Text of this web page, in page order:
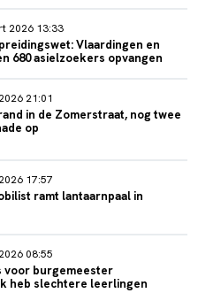
2026 13:33
Vlaardingen en
680 asielzoekers opvangen
21:01
in de Zomerstraat, nog twee
op
17:57
ramt lantaarnpaal in
08:55
voor burgemeester
heb slechtere leerlingen